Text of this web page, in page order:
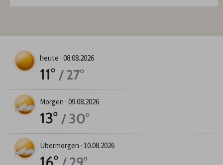
heute · 08.08.2026
11° / 27°
Morgen · 09.08.2026
13° / 30°
Übermorgen · 10.08.2026